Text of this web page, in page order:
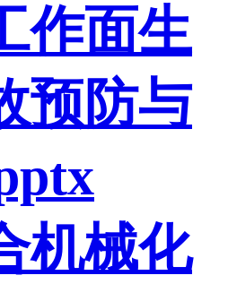
作面生
预防与
机械化